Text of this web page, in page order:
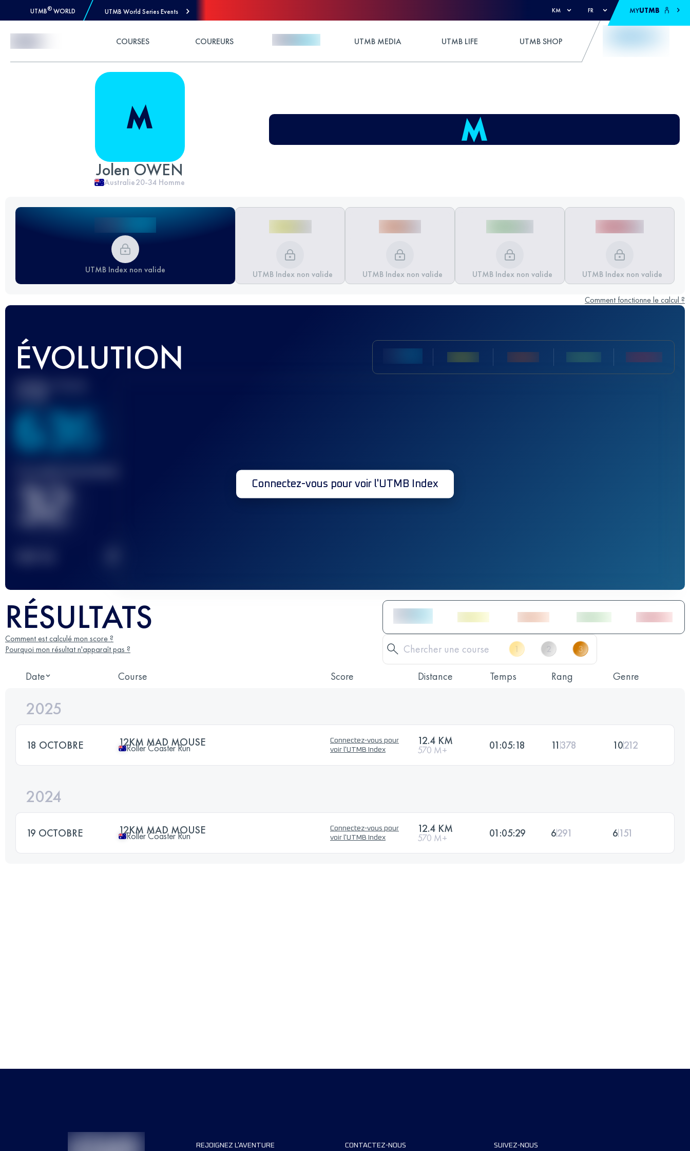
UTMB® WORLD UTMB World Series Events KM FR MYUTMB
COURSES COUREURS UTMB MEDIA UTMB LIFE UTMB SHOP
Jolen OWEN
Australie20-34 Homme
UTMB Index non valide UTMB Index non valide UTMB Index non valide UTMB Index non valide UTMB Index non valide
Comment fonctionne le calcul ?
ÉVOLUTION
Meilleur Score
636
32 Connectez-vous pour voir l'UTMB Index
RÉSULTATS
Comment est calculé mon score ?
Pourquoi mon résultat n'apparaît pas ?
Date Course Score Distance Temps Rang Genre
2025
18 OCTOBRE 12KM MAD MOUSE
Roller Coaster Run
Connectez-vous pour
voir l'UTMB Index
12.4 KM
570 M+ 01:05:18 11378 10212
2024
19 OCTOBRE 12KM MAD MOUSE
Roller Coaster Run
Connectez-vous pour
voir l'UTMB Index
12.4 KM
570 M+ 01:05:29 6291 6151
REJOIGNEZ L'AVENTURE CONTACTEZ-NOUS SUIVEZ-NOUS